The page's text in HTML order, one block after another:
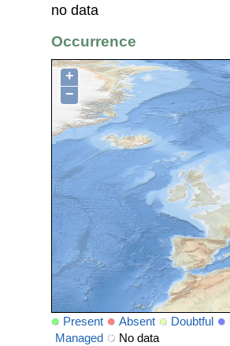
no data
Occurrence
+
−
Present Absent Doubtful
Managed
No data